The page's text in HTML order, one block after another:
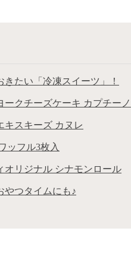
きたい「冷凍スイーツ」！
ークチーズケーキ カプチーノ
キスキーズ カヌレ
ッフル3枚入
オリジナル シナモンロール
やつタイムにも♪